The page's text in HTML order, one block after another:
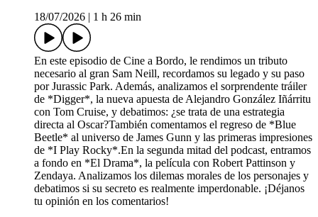
18/07/2026
1 h 26 min
En este episodio de Cine a Bordo, le rendimos un tributo
necesario al gran Sam Neill, recordamos su legado y su paso
por Jurassic Park. Además, analizamos el sorprendente tráiler
de *Digger*, la nueva apuesta de Alejandro González Iñárritu
con Tom Cruise, y debatimos: ¿se trata de una estrategia
directa al Oscar?También comentamos el regreso de *Blue
Beetle* al universo de James Gunn y las primeras impresiones
de *I Play Rocky*.En la segunda mitad del podcast, entramos
a fondo en *El Drama*, la película con Robert Pattinson y
Zendaya. Analizamos los dilemas morales de los personajes y
debatimos si su secreto es realmente imperdonable. ¡Déjanos
tu opinión en los comentarios!